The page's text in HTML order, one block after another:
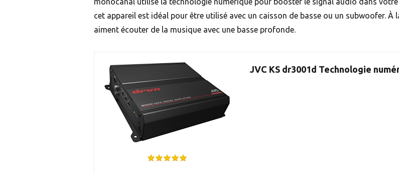
cet appareil est idéal pour être utilisé avec un caisson de basse ou un subwoofer.
aiment écouter de la musique avec une basse profonde.
JVC KS dr3001d Technologie